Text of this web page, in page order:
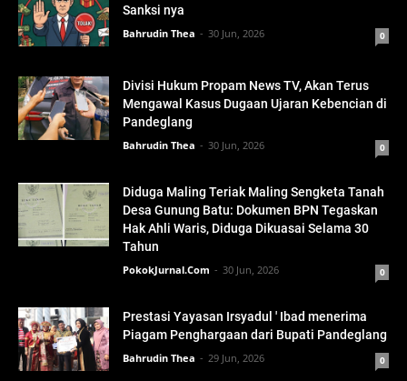
Sanksi nya
Bahrudin Thea 30 Jun, 2026 0
Divisi Hukum Propam News TV, Akan Terus
Mengawal Kasus Dugaan Ujaran Kebencian di
Pandeglang
Bahrudin Thea 30 Jun, 2026 0
Diduga Maling Teriak Maling Sengketa Tanah
Desa Gunung Batu: Dokumen BPN Tegaskan
Hak Ahli Waris, Diduga Dikuasai Selama 30
Tahun
PokokJurnal.Com 30 Jun, 2026 0
Prestasi Yayasan Irsyadul ' Ibad menerima
Piagam Penghargaan dari Bupati Pandeglang
Bahrudin Thea 29 Jun, 2026 0